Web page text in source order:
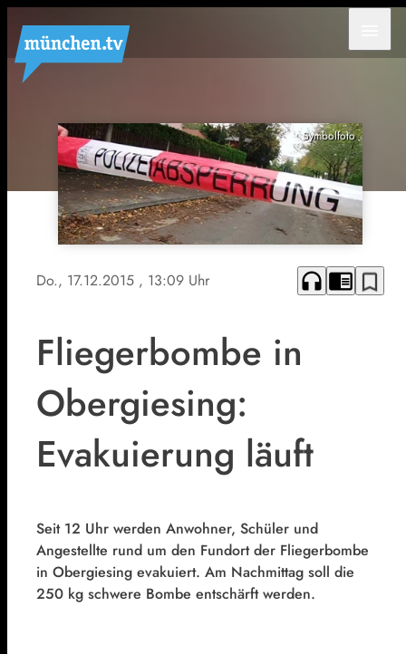
Symbolfoto
Do., 17.12.2015 , 13:09 Uhr headphones chrome_reader_mode bookmark_border
Fliegerbombe in
Obergiesing:
Evakuierung läuft
Seit 12 Uhr werden Anwohner, Schüler und
Angestellte rund um den Fundort der Fliegerbombe
in Obergiesing evakuiert. Am Nachmittag soll die
250 kg schwere Bombe entschärft werden.